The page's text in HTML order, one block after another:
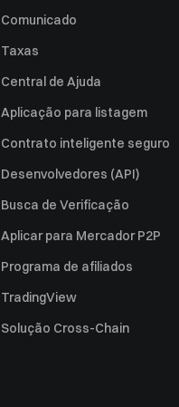
Comunicado
Taxas
Central de Ajuda
Aplicação para listagem
Contrato inteligente seguro
Desenvolvedores (API)
Busca de Verificação
Aplicar para Mercador P2P
Programa de afiliados
TradingView
Solução Cross-Chain